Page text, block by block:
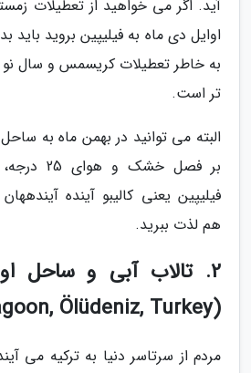
آید. اگر می خواهید از تعطیلات
اوایل دی ماه به فیلیپین بروید باید
به خاطر تعطیلات کریسمس و سال نو
تر است.
البته می توانید در بهمن ماه به ساحل
بر فصل
هم لذت ببرید.
2. تالاب آبی و ساحل
(Blue Lagoon, Ölüdeniz, Turkey)
مردم از سرتاسر دنیا به ترکیه می